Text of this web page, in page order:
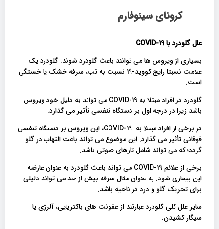
کرونای سینوفارم
علل گلودرد با
بسیاری از ویروس ها می توانند باعث گلودرد شوند. گلودرد یک
علامت نسبتا رایج کووید-19 نسبت به تب، سرفه خشک یا خستگی
است.
گلودرد در افراد مبتلا به COVID-19 می تواند به دلیل خود ویروس
باشد زیرا در درجه اول بر دستگاه تنفسی تأثیر می گذارد.
در برخی از افراد مبتلا به COVID-19، این ویروس بر دستگاه تنفسی
فوقانی تأثیر می گذارد. این موضوع می تواند باعث التهاب در گلو
گردد؛ که می تواند شامل تارهای صوتی باشد.
برخی از علائم COVID-19 می تواند باعث گلودرد به عنوان عارضه
این بیماری شود. به عنوان مثال سرفه بیش از حد می تواند دلیلی
برای تحریک گلو و درد در ناحیه باشد.
سایر علل کلی گلودرد عبارتند از عفونت های باکتریایی، آلرژی یا
سیگار کشیدن.